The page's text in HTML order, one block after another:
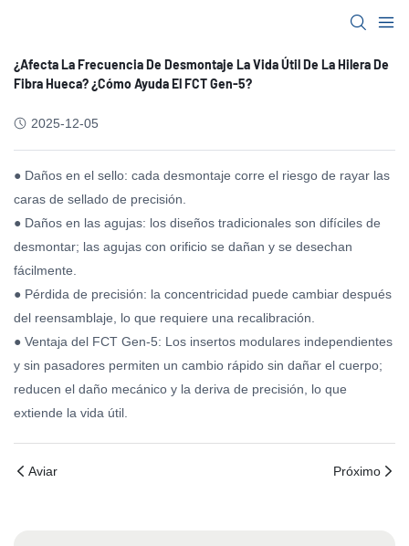
¿Afecta La Frecuencia De Desmontaje La Vida Útil De La Hilera De
Fibra Hueca? ¿Cómo Ayuda El FCT Gen-5?
2025-12-05
● Daños en el sello: cada desmontaje corre el riesgo de rayar las
caras de sellado de precisión.
● Daños en las agujas: los diseños tradicionales son difíciles de
desmontar; las agujas con orificio se dañan y se desechan
fácilmente.
● Pérdida de precisión: la concentricidad puede cambiar después
del reensamblaje, lo que requiere una recalibración.
● Ventaja del FCT Gen-5: Los insertos modulares independientes
y sin pasadores permiten un cambio rápido sin dañar el cuerpo;
reducen el daño mecánico y la deriva de precisión, lo que
extiende la vida útil.
Aviar Próximo